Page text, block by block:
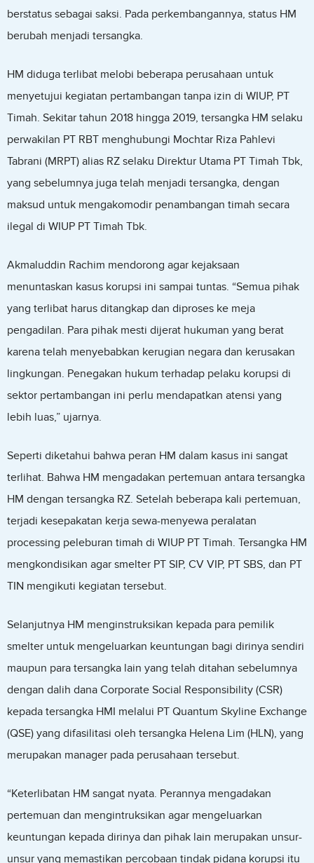
berstatus sebagai saksi. Pada perkembangannya, status HM
berubah menjadi tersangka.
HM diduga terlibat melobi beberapa perusahaan untuk
menyetujui kegiatan pertambangan tanpa izin di WIUP, PT
Timah. Sekitar tahun 2018 hingga 2019, tersangka HM selaku
perwakilan PT RBT menghubungi Mochtar Riza Pahlevi
Tabrani (MRPT) alias RZ selaku Direktur Utama PT Timah Tbk,
yang sebelumnya juga telah menjadi tersangka, dengan
maksud untuk mengakomodir penambangan timah secara
ilegal di WIUP PT Timah Tbk.
Akmaluddin Rachim mendorong agar kejaksaan
menuntaskan kasus korupsi ini sampai tuntas. “Semua pihak
yang terlibat harus ditangkap dan diproses ke meja
pengadilan. Para pihak mesti dijerat hukuman yang berat
karena telah menyebabkan kerugian negara dan kerusakan
lingkungan. Penegakan hukum terhadap pelaku korupsi di
sektor pertambangan ini perlu mendapatkan atensi yang
lebih luas,” ujarnya.
Seperti diketahui bahwa peran HM dalam kasus ini sangat
terlihat. Bahwa HM mengadakan pertemuan antara tersangka
HM dengan tersangka RZ. Setelah beberapa kali pertemuan,
terjadi kesepakatan kerja sewa-menyewa peralatan
processing peleburan timah di WIUP PT Timah. Tersangka HM
mengkondisikan agar smelter PT SIP, CV VIP, PT SBS, dan PT
TIN mengikuti kegiatan tersebut.
Selanjutnya HM menginstruksikan kepada para pemilik
smelter untuk mengeluarkan keuntungan bagi dirinya sendiri
maupun para tersangka lain yang telah ditahan sebelumnya
dengan dalih dana Corporate Social Responsibility (CSR)
kepada tersangka HMI melalui PT Quantum Skyline Exchange
(QSE) yang difasilitasi oleh tersangka Helena Lim (HLN), yang
merupakan manager pada perusahaan tersebut.
“Keterlibatan HM sangat nyata. Perannya mengadakan
pertemuan dan mengintruksikan agar mengeluarkan
keuntungan kepada dirinya dan pihak lain merupakan unsur-
unsur yang memastikan percobaan tindak pidana korupsi itu